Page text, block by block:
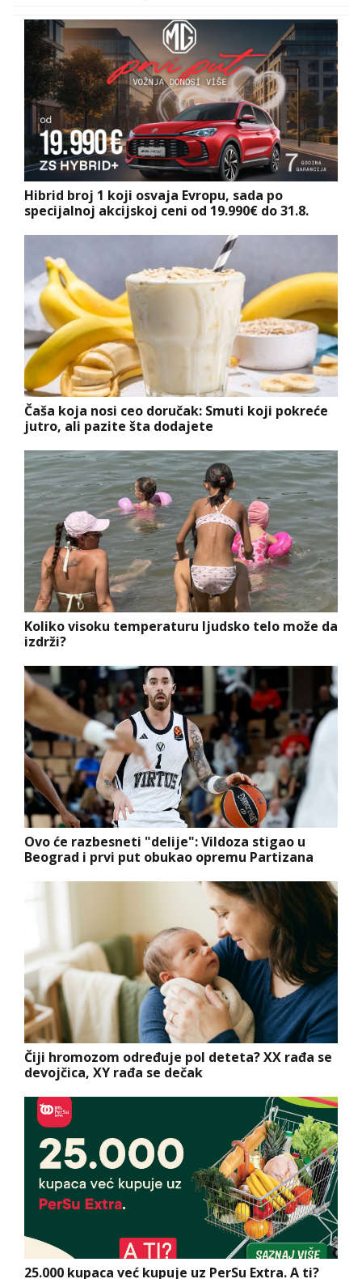
Hibrid broj 1 koji osvaja Evropu, sada po
specijalnoj akcijskoj ceni od 19.990€ do 31.8.
Čaša koja nosi ceo doručak: Smuti koji pokreće
jutro, ali pazite šta dodajete
Koliko visoku temperaturu ljudsko telo može da
izdrži?
Ovo će razbesneti "delije": Vildoza stigao u
Beograd i prvi put obukao opremu Partizana
Čiji hromozom određuje pol deteta? XX rađa se
devojčica, XY rađa se dečak
25.000 kupaca već kupuje uz PerSu Extra. A ti?